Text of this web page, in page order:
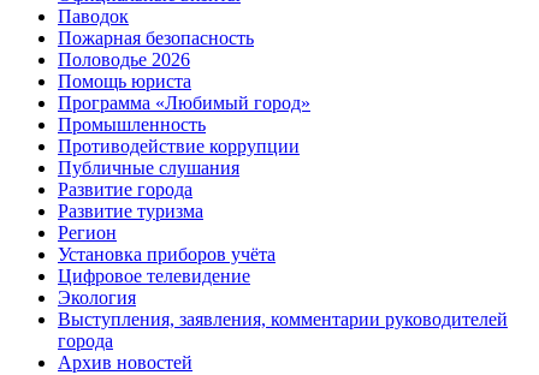
Паводок
Пожарная безопасность
Половодье 2026
Помощь юриста
Программа «Любимый город»
Промышленность
Противодействие коррупции
Публичные слушания
Развитие города
Развитие туризма
Регион
Установка приборов учёта
Цифровое телевидение
Экология
Выступления, заявления, комментарии руководителей
города
Архив новостей